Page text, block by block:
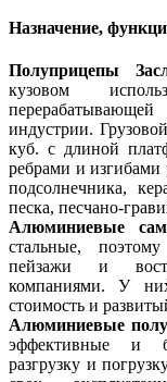
Назначение,
Полуприцепы
кузовом
индустрии.
куб. с длиной
ребрами и изгибами
подсолнечника,
песка, песчано-
Алюминиевые
стальные,
пейзажи и
компаниями. У
стоимость и
Алюминиевые
эффективные и
разгрузку и